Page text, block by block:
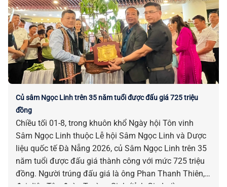
Củ sâm Ngọc Linh trên 35 năm tuổi được đấu giá 725 triệu
đồng
Chiều tối 01-8, trong khuôn khổ Ngày hội Tôn vinh
Sâm Ngọc Linh thuộc Lễ hội Sâm Ngọc Linh và Dược
liệu quốc tế Đà Nẵng 2026, củ Sâm Ngọc Linh trên 35
năm tuổi được đấu giá thành công với mức 725 triệu
đồng. Người trúng đấu giá là ông Phan Thanh Thiên,